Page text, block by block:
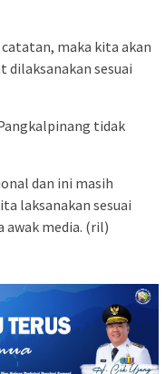
maka kita akan
dilaksanakan sesuai
tidak
dan ini masih
laksanakan sesuai
awak media. (ril)